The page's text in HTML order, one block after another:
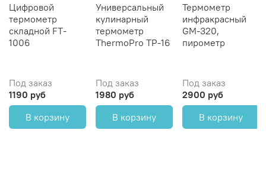
Цифровой
термометр
складной FT-
1006
Под заказ
1190 руб
В корзину
Универсальный
кулинарный
термометр
ThermoPro TP-16
Под заказ
1980 руб
В корзину
Термометр
инфракрасный
GM-320,
пирометр
Под заказ
2900 руб
В корзину